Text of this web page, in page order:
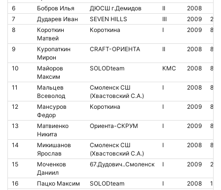
6
Бобров Илья ДЮСШ г.Демидов II
2008
7
Дударев Иван SEVEN HILLS III 2009
8
Короткин
Матвей
Короткина I 2009
9
Куропаткин
Мирон
CRAFT-ОРИЕНТА II 2008
10
Майоров
Максим
SOLODteam КМС 2008
11
Мальцев
Всеволод
Смоленск СШ
(Хвастовский С.А.)
I 2008
12
Мансуров
Федор
Короткина I 2009
13
Матвиенко
Никита
Ориента-СКРУМ I 2009
14
Микишанов
Ярослав
Смоленск СШ
(Хвастовский С.А.)
I 2008
15
Моченков
Даниил
67.Дудович..Смоленск I 2009
16 Пацко Максим SOLODteam I 2008